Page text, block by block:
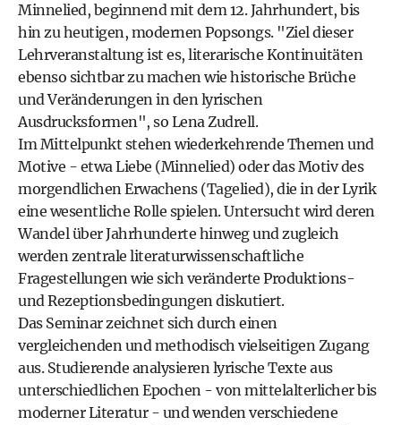
Minnelied, beginnend mit dem 12. Jahrhundert, bis
hin zu heutigen, modernen Popsongs. "Ziel dieser
Lehrveranstaltung ist es, literarische Kontinuitäten
ebenso sichtbar zu machen wie historische Brüche
und Veränderungen in den lyrischen
Ausdrucksformen", so Lena Zudrell.
Im Mittelpunkt stehen wiederkehrende Themen und
Motive - etwa Liebe (Minnelied) oder das Motiv des
morgendlichen Erwachens (Tagelied), die in der Lyrik
eine wesentliche Rolle spielen. Untersucht wird deren
Wandel über Jahrhunderte hinweg und zugleich
werden zentrale literaturwissenschaftliche
Fragestellungen wie sich veränderte Produktions-
und Rezeptionsbedingungen diskutiert.
Das Seminar zeichnet sich durch einen
vergleichenden und methodisch vielseitigen Zugang
aus. Studierende analysieren lyrische Texte aus
unterschiedlichen Epochen - von mittelalterlicher bis
moderner Literatur - und wenden verschiedene